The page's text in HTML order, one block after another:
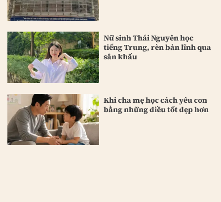
Nữ sinh Thái Nguyên học
tiếng Trung, rèn bản lĩnh qua
sân khấu
Khi cha mẹ học cách yêu con
bằng những điều tốt đẹp hơn